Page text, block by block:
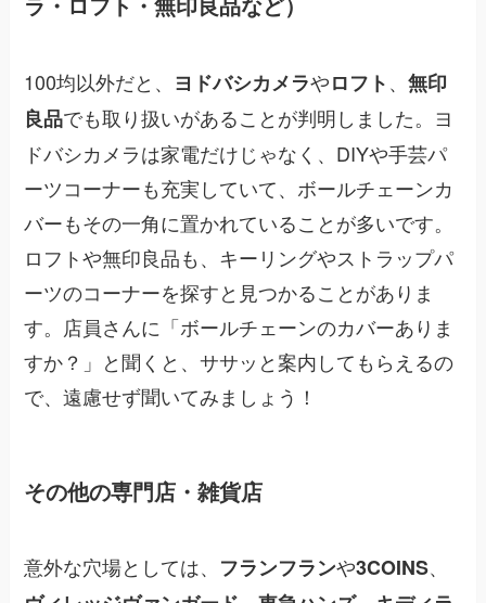
100均以外だと、 ヨドバシカメラやロフト、無印
良品でも取り扱いがあることが判明しました。ヨ
ドバシカメラは家電だけじゃなく、DIYや手芸パ
ーツコーナーも充実していて、ボールチェーンカ
バーもその一角に置かれていることが多いです。
ロフトや無印良品も、キーリングやストラップパ
ーツのコーナーを探すと見つかることがありま
す。店員さんに「ボールチェーンのカバーありま
すか？」と聞くと、ササッと案内してもらえるの
で、遠慮せず聞いてみましょう！
その他の専門店・雑貨店
意外な穴場としては、 フランフランや3COINS、